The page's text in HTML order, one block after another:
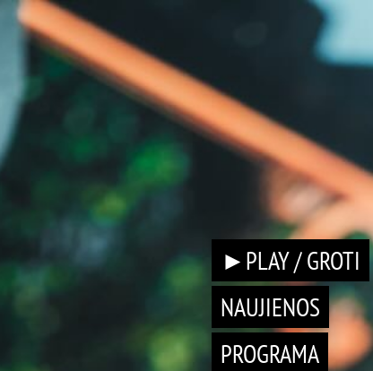
►PLAY / GROTI
NAUJIENOS
PROGRAMA